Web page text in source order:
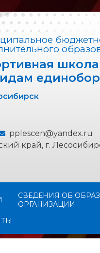
школа
pplescen@yandex.ru
край, г.
СВЕДЕНИЯ ОБ
ОРГАНИЗАЦИИ